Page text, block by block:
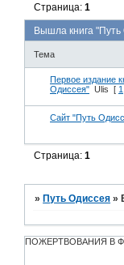
Вышла книга "Путь
Страница:1
Тема
Первое издание
Одиссея" Ulis [ 1
Сайт "Путь
Страница:1
»Путь Одиссея »
ПОЖЕРТВОВАНИЯ В